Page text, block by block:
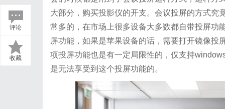
评论
收藏
大部分，购买投影仪的开支。会议投屏的方式究
常多的，在市场上很多设备大多数都自带投屏功
屏功能，如果是苹果设备的话，需要打开镜像
项投屏功能也是有一定局限性的，仅支持
是无法享受到这个投屏功能的。